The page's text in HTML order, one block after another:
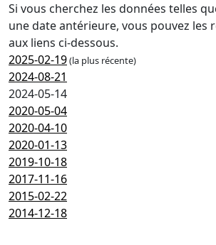
Si vous cherchez les données telles
une date antérieure, vous pouvez les
aux liens ci-dessous.
2025-02-19(la plus récente)
2024-08-21
2024-05-14
2020-05-04
2020-04-10
2020-01-13
2019-10-18
2017-11-16
2015-02-22
2014-12-18